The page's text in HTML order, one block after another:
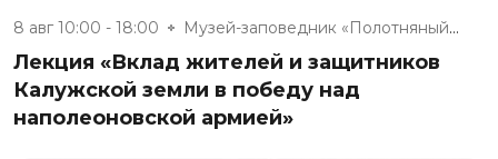
8 авг 10:00 - 18:00 Музей-заповедник «Полотняный З...
Лекция «Вклад жителей и защитников
Калужской земли в победу над
наполеоновской армией»